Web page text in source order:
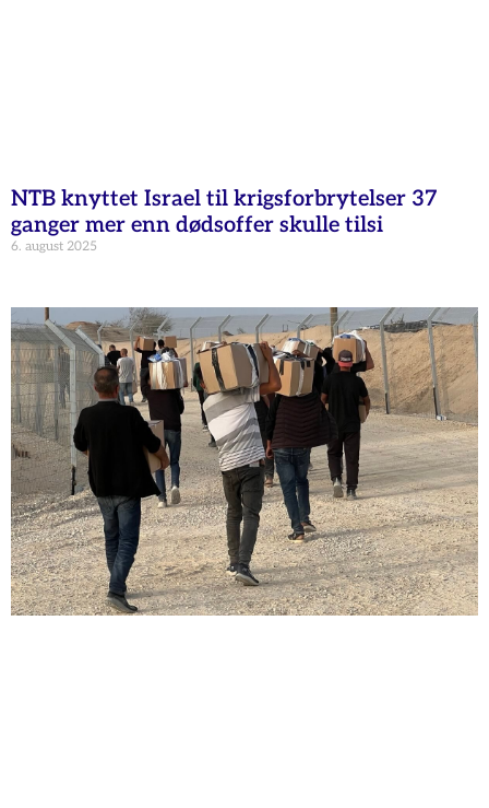
NTB knyttet Israel til krigsforbrytelser 37
ganger mer enn dødsoffer skulle tilsi
6. august 2025